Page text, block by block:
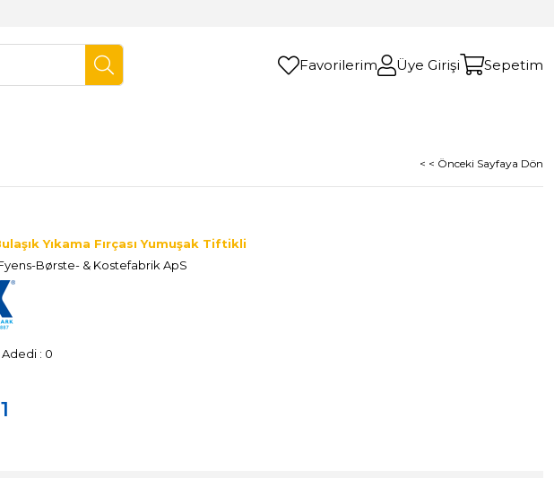
Favorilerim Üye Girişi Sepetim
< < Önceki Sayfaya Dön
Yıkama Fırçası Yumuşak Tiftikli
Børste- & Kostefabrik ApS
Adedi : 0